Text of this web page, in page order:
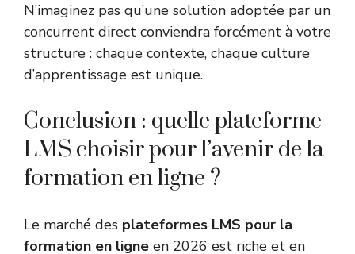
N’imaginez pas qu’une solution adoptée par un
concurrent direct conviendra forcément à votre
structure : chaque contexte, chaque culture
d’apprentissage est unique.
Conclusion : quelle plateforme
LMS choisir pour l’avenir de la
formation en ligne ?
Le marché des plateformes LMS pour la
formation en ligne en 2026 est riche et en